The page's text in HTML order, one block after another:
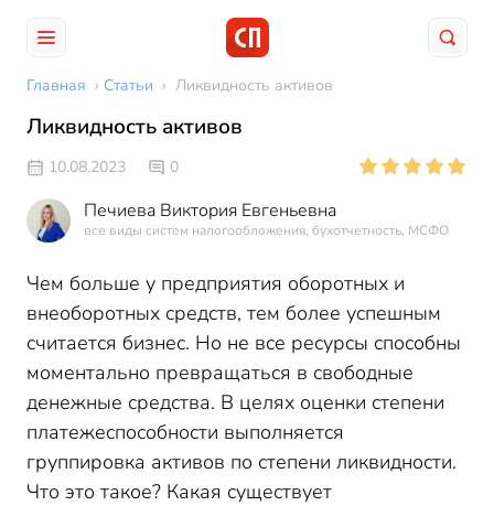
Главная › Статьи › Ликвидность активов
Ликвидность активов
10.08.2023 0
Печиева Виктория Евгеньевна
все виды систем налогообложения, бухотчетность, МСФО
Чем больше у предприятия оборотных и
внеоборотных средств, тем более успешным
считается бизнес. Но не все ресурсы способны
моментально превращаться в свободные
денежные средства. В целях оценки степени
платежеспособности выполняется
группировка активов по степени ликвидности.
Что это такое? Какая существует